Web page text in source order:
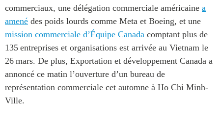
commerciaux, une délégation commerciale américaine a
amené des poids lourds comme Meta et Boeing, et une
mission commerciale d’Équipe Canada comptant plus de
135 entreprises et organisations est arrivée au Vietnam le
26 mars. De plus, Exportation et développement Canada a
annoncé ce matin l’ouverture d’un bureau de
représentation commerciale cet automne à Ho Chi Minh-
Ville.